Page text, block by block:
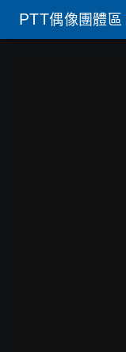
PTT偶像團體區